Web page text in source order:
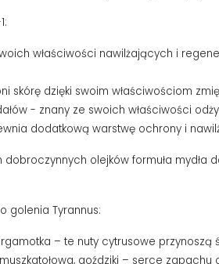
właściwości nawilżających i
skórę dzięki swoim właściwościom
- znany ze swoich właściwości
dodatkową warstwę ochrony i
dobroczynnych olejków formuła
golenia Tyrannus:
– te nuty cytrusowe
muszkatołowa, goździki – serce